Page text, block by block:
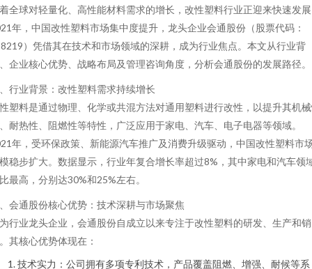
全球对轻量化、高性能材料需求的增长，改性塑料行业正迎来快速发
年，中国改性塑料市场集中度提升，龙头企业会通股份（股票代码：
）凭借其在技术和市场领域的深耕，成为行业焦点。本文从行业背
企业核心优势、战略布局及管理咨询角度，分析会通股份的发展路径。
行业背景：改性塑料需求持续增长
塑料是通过物理、化学或共混方法对通用塑料进行改性，以提升其机
耐热性、阻燃性等特性，广泛应用于家电、汽车、电子电器等领域。
年，受环保政策、新能源汽车推广及消费升级驱动，中国改性塑料市
稳步扩大。数据显示，行业年复合增长率超过8%，其中家电和汽车领
最高，分别达30%和25%左右。
会通股份核心优势：技术深耕与市场聚焦
行业龙头企业，会通股份自成立以来专注于改性塑料的研发、生产和销
其核心优势体现在：
技术实力：公司拥有多项专利技术，产品覆盖阻燃、增强、耐候等系